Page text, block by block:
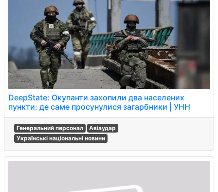
DeepState: Окупанти захопили два населених
пункти: де саме просунулися загарбники | УНН
Генеральний персонал
Авіаудар
Українські національні новини